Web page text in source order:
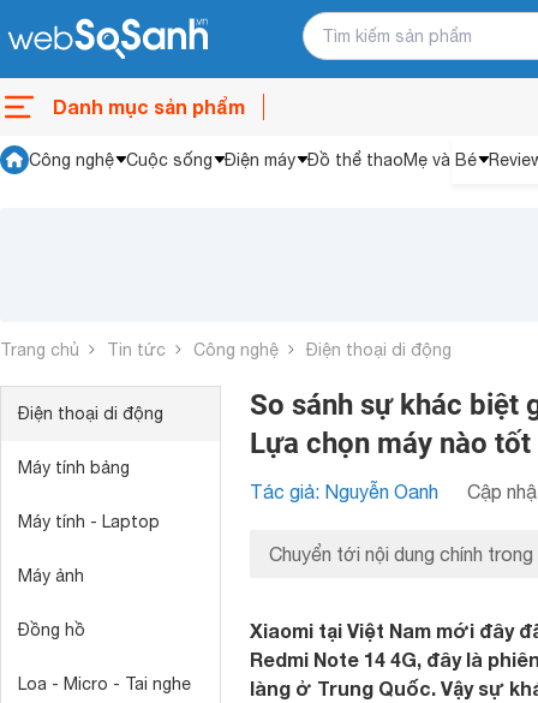
Danh mục sản phẩm
Công nghệ Cuộc sống Điện máy Đồ thể thaoMẹ và Bé
Trang chủ Tin tức Công nghệ Điện thoại di động
Điện thoại di động
Máy tính bảng
Máy tính - Laptop
Máy ảnh
Đồng hồ
Loa - Micro - Tai nghe
So sánh sự khác biệt
Lựa chọn máy nào tốt
Tác giả: Nguyễn Oanh Cập
Chuyển tới nội dung chính trong
Xiaomi tại Việt Nam mới đây
Redmi Note 14 4G, đây là
làng ở Trung Quốc. Vậy sự